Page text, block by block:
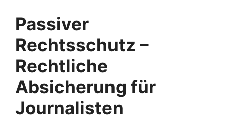
Passiver
Rechtsschutz –
Rechtliche
Absicherung für
Journalisten